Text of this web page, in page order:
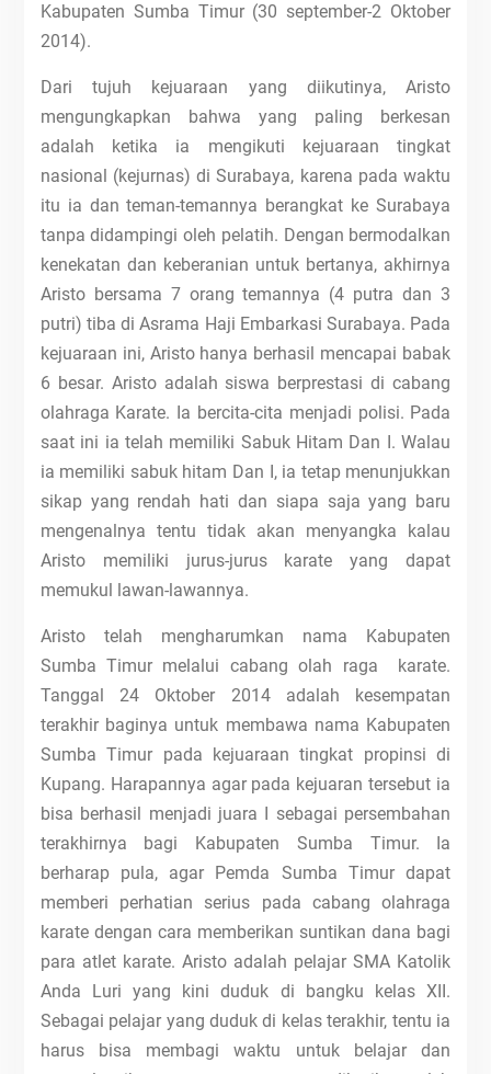
Kabupaten Sumba Timur (30 september-2 Oktober
2014).
Dari tujuh kejuaraan yang diikutinya, Aristo
mengungkapkan bahwa yang paling berkesan
adalah ketika ia mengikuti kejuaraan tingkat
nasional (kejurnas) di Surabaya, karena pada waktu
itu ia dan teman-temannya berangkat ke Surabaya
tanpa didampingi oleh pelatih. Dengan bermodalkan
kenekatan dan keberanian untuk bertanya, akhirnya
Aristo bersama 7 orang temannya (4 putra dan 3
putri) tiba di Asrama Haji Embarkasi Surabaya. Pada
kejuaraan ini, Aristo hanya berhasil mencapai babak
6 besar. Aristo adalah siswa berprestasi di cabang
olahraga Karate. Ia bercita-cita menjadi polisi. Pada
saat ini ia telah memiliki Sabuk Hitam Dan I. Walau
ia memiliki sabuk hitam Dan I, ia tetap menunjukkan
sikap yang rendah hati dan siapa saja yang baru
mengenalnya tentu tidak akan menyangka kalau
Aristo memiliki jurus-jurus karate yang dapat
memukul lawan-lawannya.
Aristo telah mengharumkan nama Kabupaten
Sumba Timur melalui cabang olah raga karate.
Tanggal 24 Oktober 2014 adalah kesempatan
terakhir baginya untuk membawa nama Kabupaten
Sumba Timur pada kejuaraan tingkat propinsi di
Kupang. Harapannya agar pada kejuaran tersebut ia
bisa berhasil menjadi juara I sebagai persembahan
terakhirnya bagi Kabupaten Sumba Timur. Ia
berharap pula, agar Pemda Sumba Timur dapat
memberi perhatian serius pada cabang olahraga
karate dengan cara memberikan suntikan dana bagi
para atlet karate. Aristo adalah pelajar SMA Katolik
Anda Luri yang kini duduk di bangku kelas XII.
Sebagai pelajar yang duduk di kelas terakhir, tentu ia
harus bisa membagi waktu untuk belajar dan